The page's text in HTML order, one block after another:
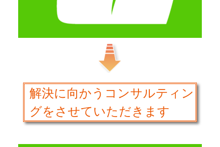
解決に向かうコンサルティン
グをさせていただきます